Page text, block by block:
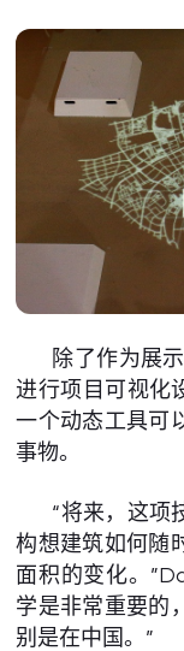
除了作为展
进行项目可视化
一个动态工具可
事物。
“将来，这项
构想建筑如何随
面积的变化。
学是非常重要的
别是在中国。”